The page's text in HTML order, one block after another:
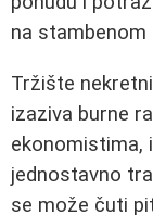
na
Tržište
izaziva burne
ekonomistima,
jednostavno
se može čuti